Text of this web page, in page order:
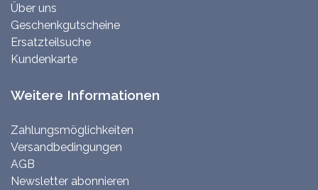
Über uns
Geschenkgutscheine
Ersatzteilsuche
Kundenkarte
Weitere Informationen
Zahlungsmöglichkeiten
Versandbedingungen
AGB
Newsletter abonnieren